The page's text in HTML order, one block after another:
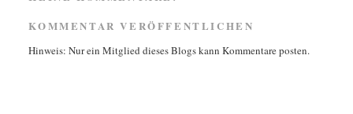
KOMMENTAR VERÖFFENTLICHEN
Hinweis: Nur ein Mitglied dieses Blogs kann Kommentare posten.